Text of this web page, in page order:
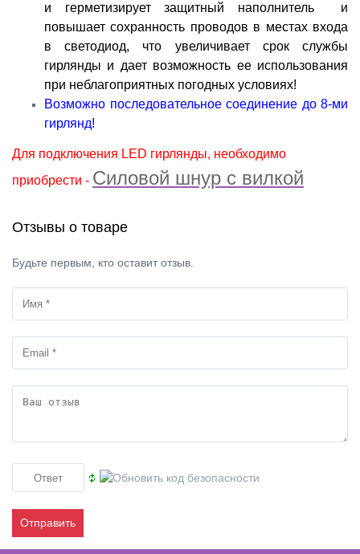
и герметизирует защитный наполнитель и
повышает сохранность проводов в местах входа
в светодиод, что увеличивает срок службы
гирлянды и дает возможность ее использования
при неблагоприятных погодных условиях!
Возможно последовательное соединение до 8-ми
гирлянд!
Для подключения LED гирлянды, необходимо
приобрести - Силовой шнур с вилкой
Отзывы о товаре
Будьте первым, кто оставит отзыв.
Отправить